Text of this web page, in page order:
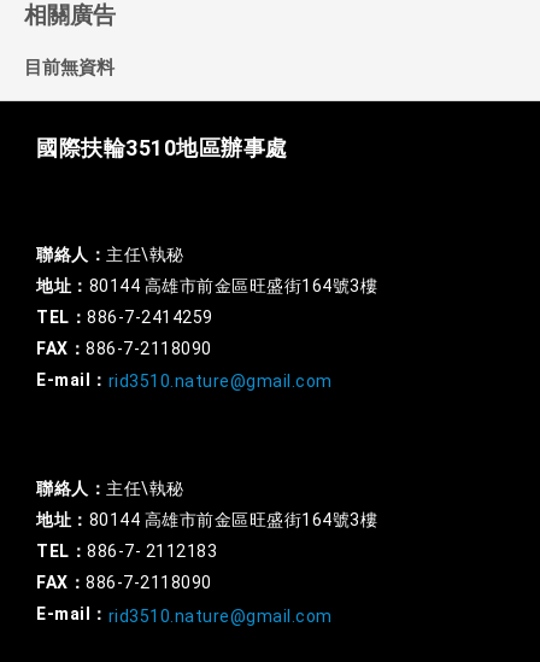
相關廣告
目前無資料
國際扶輪3510地區辦事處
聯絡人： 主任\執秘
地址： 80144 高雄市前金區旺盛街164號3樓
TEL： 886-7-2414259
FAX： 886-7-2118090
E-mail： rid3510.nature@gmail.com
聯絡人： 主任\執秘
地址： 80144 高雄市前金區旺盛街164號3樓
TEL： 886-7- 2112183
FAX： 886-7-2118090
E-mail： rid3510.nature@gmail.com